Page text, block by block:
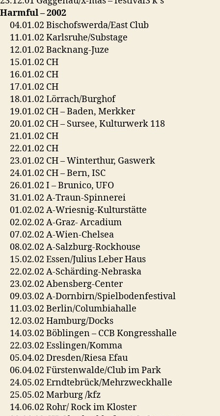
Harmful – 2002
04.01.02 Bischofswerda/East Club
11.01.02 Karlsruhe/Substage
12.01.02 Backnang-Juze
15.01.02 CH
16.01.02 CH
17.01.02 CH
18.01.02 Lörrach/Burghof
19.01.02 CH – Baden, Merkker
20.01.02 CH – Sursee, Kulturwerk 118
21.01.02 CH
22.01.02 CH
23.01.02 CH – Winterthur, Gaswerk
24.01.02 CH – Bern, ISC
26.01.02 I – Brunico, UFO
31.01.02 A-Traun-Spinnerei
01.02.02 A-Wriesnig-Kulturstätte
02.02.02 A-Graz- Arcadium
07.02.02 A-Wien-Chelsea
08.02.02 A-Salzburg-Rockhouse
15.02.02 Essen/Julius Leber Haus
22.02.02 A-Schärding-Nebraska
23.02.02 Abensberg-Center
09.03.02 A-Dornbirn/Spielbodenfestival
11.03.02 Berlin/Columbiahalle
12.03.02 Hamburg/Docks
14.03.02 Böblingen – CCB Kongresshalle
22.03.02 Esslingen/Komma
05.04.02 Dresden/Riesa Efau
06.04.02 Fürstenwalde/Club im Park
24.05.02 Erndtebrück/Mehrzweckhalle
25.05.02 Marburg /kfz
14.06.02 Rohr/ Rock im Kloster